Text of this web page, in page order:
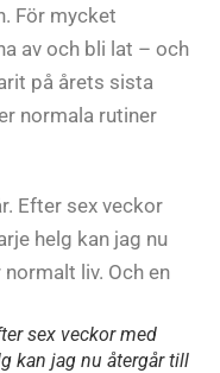
För mycket
av och bli lat – och
på årets sista
normala rutiner
sex veckor med
kan jag nu återgår till